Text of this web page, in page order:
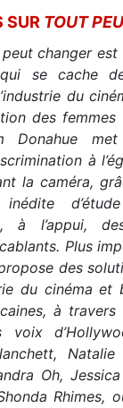
SUR TOUT
changer
se cache
du
des
Donahue
à
la caméra,
à l’appui,
Plus
des
du cinéma et
à travers
voix
Natalie
Oh,
Rhimes,